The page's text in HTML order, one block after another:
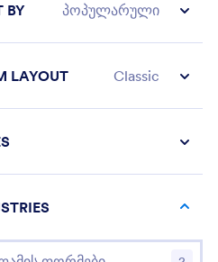
BY პოპულარული
LAYOUT Classic